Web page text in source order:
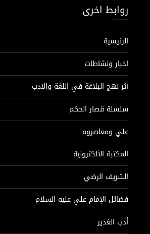
روابط اخرى
الرئيسية
اخبار ونشاطات
أثر نهج البلاغة في اللغة والادب
سلسلة قصار الحكم
علي ومعاصروه
المكتبة الألكترونية
الشريف الرضي
فضائل الإمام علي عليه السلام
أدب الغدير